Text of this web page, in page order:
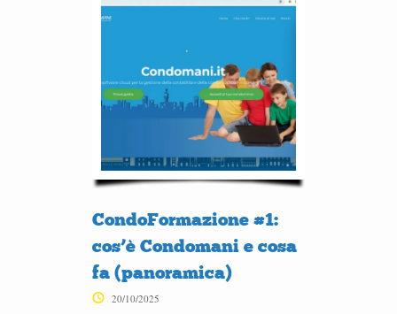
CondoFormazione #1:
cos’è Condomani e cosa
fa (panoramica)
20/10/2025